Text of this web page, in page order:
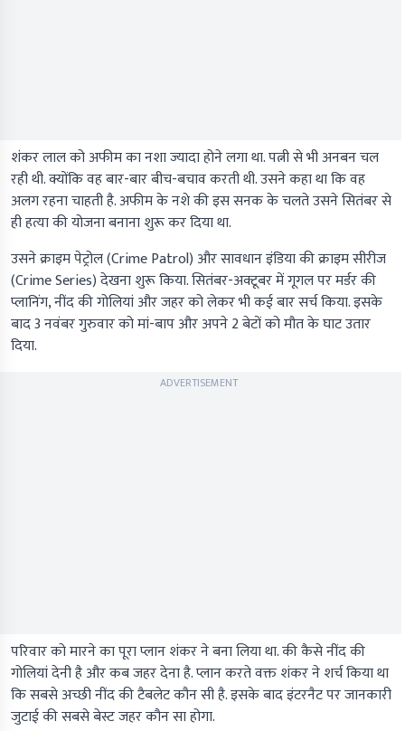
शंकर लाल को अफीम का नशा ज्यादा होने लगा था. पत्नी से भी अनबन चल
रही थी. क्योंकि वह बार-बार बीच-बचाव करती थी. उसने कहा था कि वह
अलग रहना चाहती है. अफीम के नशे की इस सनक के चलते उसने सितंबर से
ही हत्या की योजना बनाना शुरू कर दिया था.
उसनेक्राइम पेट्रोल (Crime Patrol) औरसावधान इंडियाकी क्राइम सीरीज
(Crime Series) देखना शुरू किया. सितंबर-अक्टूबर में गूगल पर मर्डर की
प्लानिंग, नींद की गोलियां और जहर को लेकर भी कई बार सर्च किया. इसके
बाद 3 नवंबर गुरुवार को मां-बाप और अपने 2 बेटों को मौत के घाट उतार
दिया.
ADVERTISEMENT
परिवार को मारने का पूरा प्लान शंकर ने बना लिया था. की कैसे नींद की
गोलियां देनी है और कब जहर देना है. प्लान करते वक्त शंकर ने शर्च किया था
कि सबसे अच्छी नींद की टैबलेट कौन सी है. इसके बाद इंटरनैट पर जानकारी
जुटाई की सबसे बेस्ट जहर कौन सा होगा.